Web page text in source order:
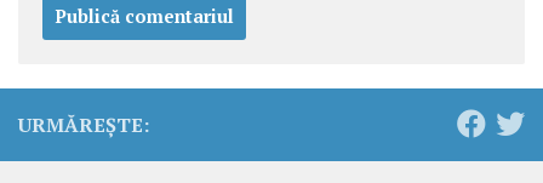
URMĂREȘTE: